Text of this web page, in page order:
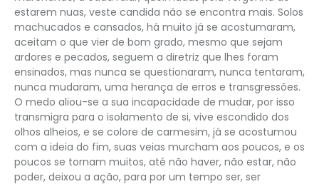
estarem nuas, veste candida não se encontra mais. Solos
machucados e cansados, há muito já se acostumaram,
aceitam o que vier de bom grado, mesmo que sejam
ardores e pecados, seguem a diretriz que lhes foram
ensinados, mas nunca se questionaram, nunca tentaram,
nunca mudaram, uma herança de erros e transgressões.
O medo aliou-se a sua incapacidade de mudar, por isso
transmigra para o isolamento de si, vive escondido dos
olhos alheios, e se colore de carmesim, já se acostumou
com a ideia do fim, suas veias murcham aos poucos, e os
poucos se tornam muitos, até não haver, não estar, não
poder, deixou a ação, para por um tempo ser, ser